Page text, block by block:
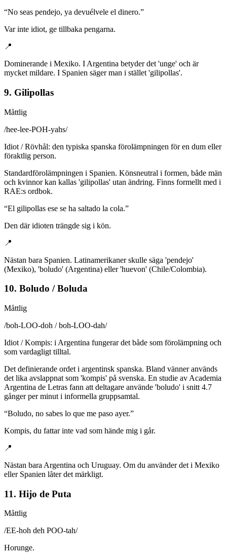
“No seas pendejo, ya devuélvele el dinero.”
Var inte idiot, ge tillbaka pengarna.
📍
Dominerande i Mexiko. I Argentina betyder det 'unge' och är
mycket mildare. I Spanien säger man i stället 'gilipollas'.
9. Gilipollas
Måttlig
/hee-lee-POH-yahs/
Idiot / Rövhål: den typiska spanska förolämpningen för en dum eller
föraktlig person.
Standardförolämpningen i Spanien. Könsneutral i formen, både män
och kvinnor kan kallas 'gilipollas' utan ändring. Finns formellt med i
RAE:s ordbok.
“El gilipollas ese se ha saltado la cola.”
Den där idioten trängde sig i kön.
📍
Nästan bara Spanien. Latinamerikaner skulle säga 'pendejo'
(Mexiko), 'boludo' (Argentina) eller 'huevon' (Chile/Colombia).
10. Boludo / Boluda
Måttlig
/boh-LOO-doh / boh-LOO-dah/
Idiot / Kompis: i Argentina fungerar det både som förolämpning och
som vardagligt tilltal.
Det definierande ordet i argentinsk spanska. Bland vänner används
det lika avslappnat som 'kompis' på svenska. En studie av Academia
Argentina de Letras fann att deltagare använde 'boludo' i snitt 4.7
gånger per minut i informella gruppsamtal.
“Boludo, no sabes lo que me paso ayer.”
Kompis, du fattar inte vad som hände mig i går.
📍
Nästan bara Argentina och Uruguay. Om du använder det i Mexiko
eller Spanien låter det märkligt.
11. Hijo de Puta
Måttlig
/EE-hoh deh POO-tah/
Horunge.